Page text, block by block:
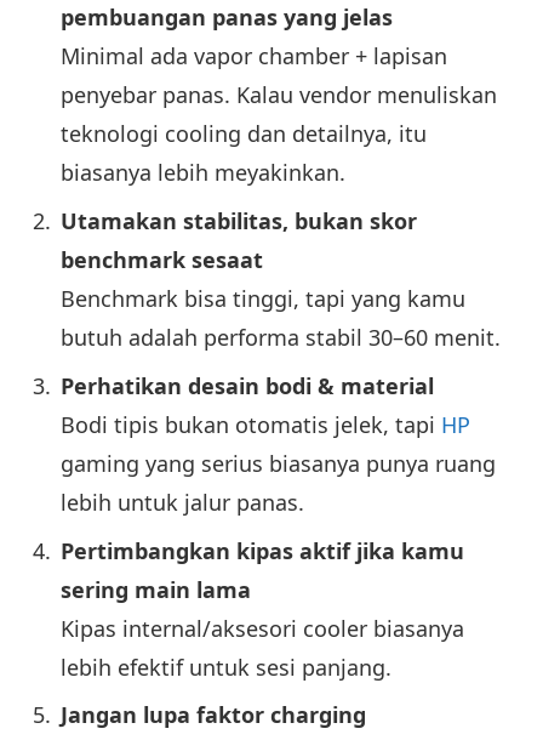
pembuangan panas yang jelas
Minimal ada vapor chamber + lapisan
penyebar panas. Kalau vendor menuliskan
teknologi cooling dan detailnya, itu
biasanya lebih meyakinkan.
Utamakan stabilitas, bukan skor
benchmark sesaat
Benchmark bisa tinggi, tapi yang kamu
butuh adalah performa stabil 30–60 menit.
Perhatikan desain bodi & material
Bodi tipis bukan otomatis jelek, tapi HP
gaming yang serius biasanya punya ruang
lebih untuk jalur panas.
Pertimbangkan kipas aktif jika kamu
sering main lama
Kipas internal/aksesori cooler biasanya
lebih efektif untuk sesi panjang.
Jangan lupa faktor charging